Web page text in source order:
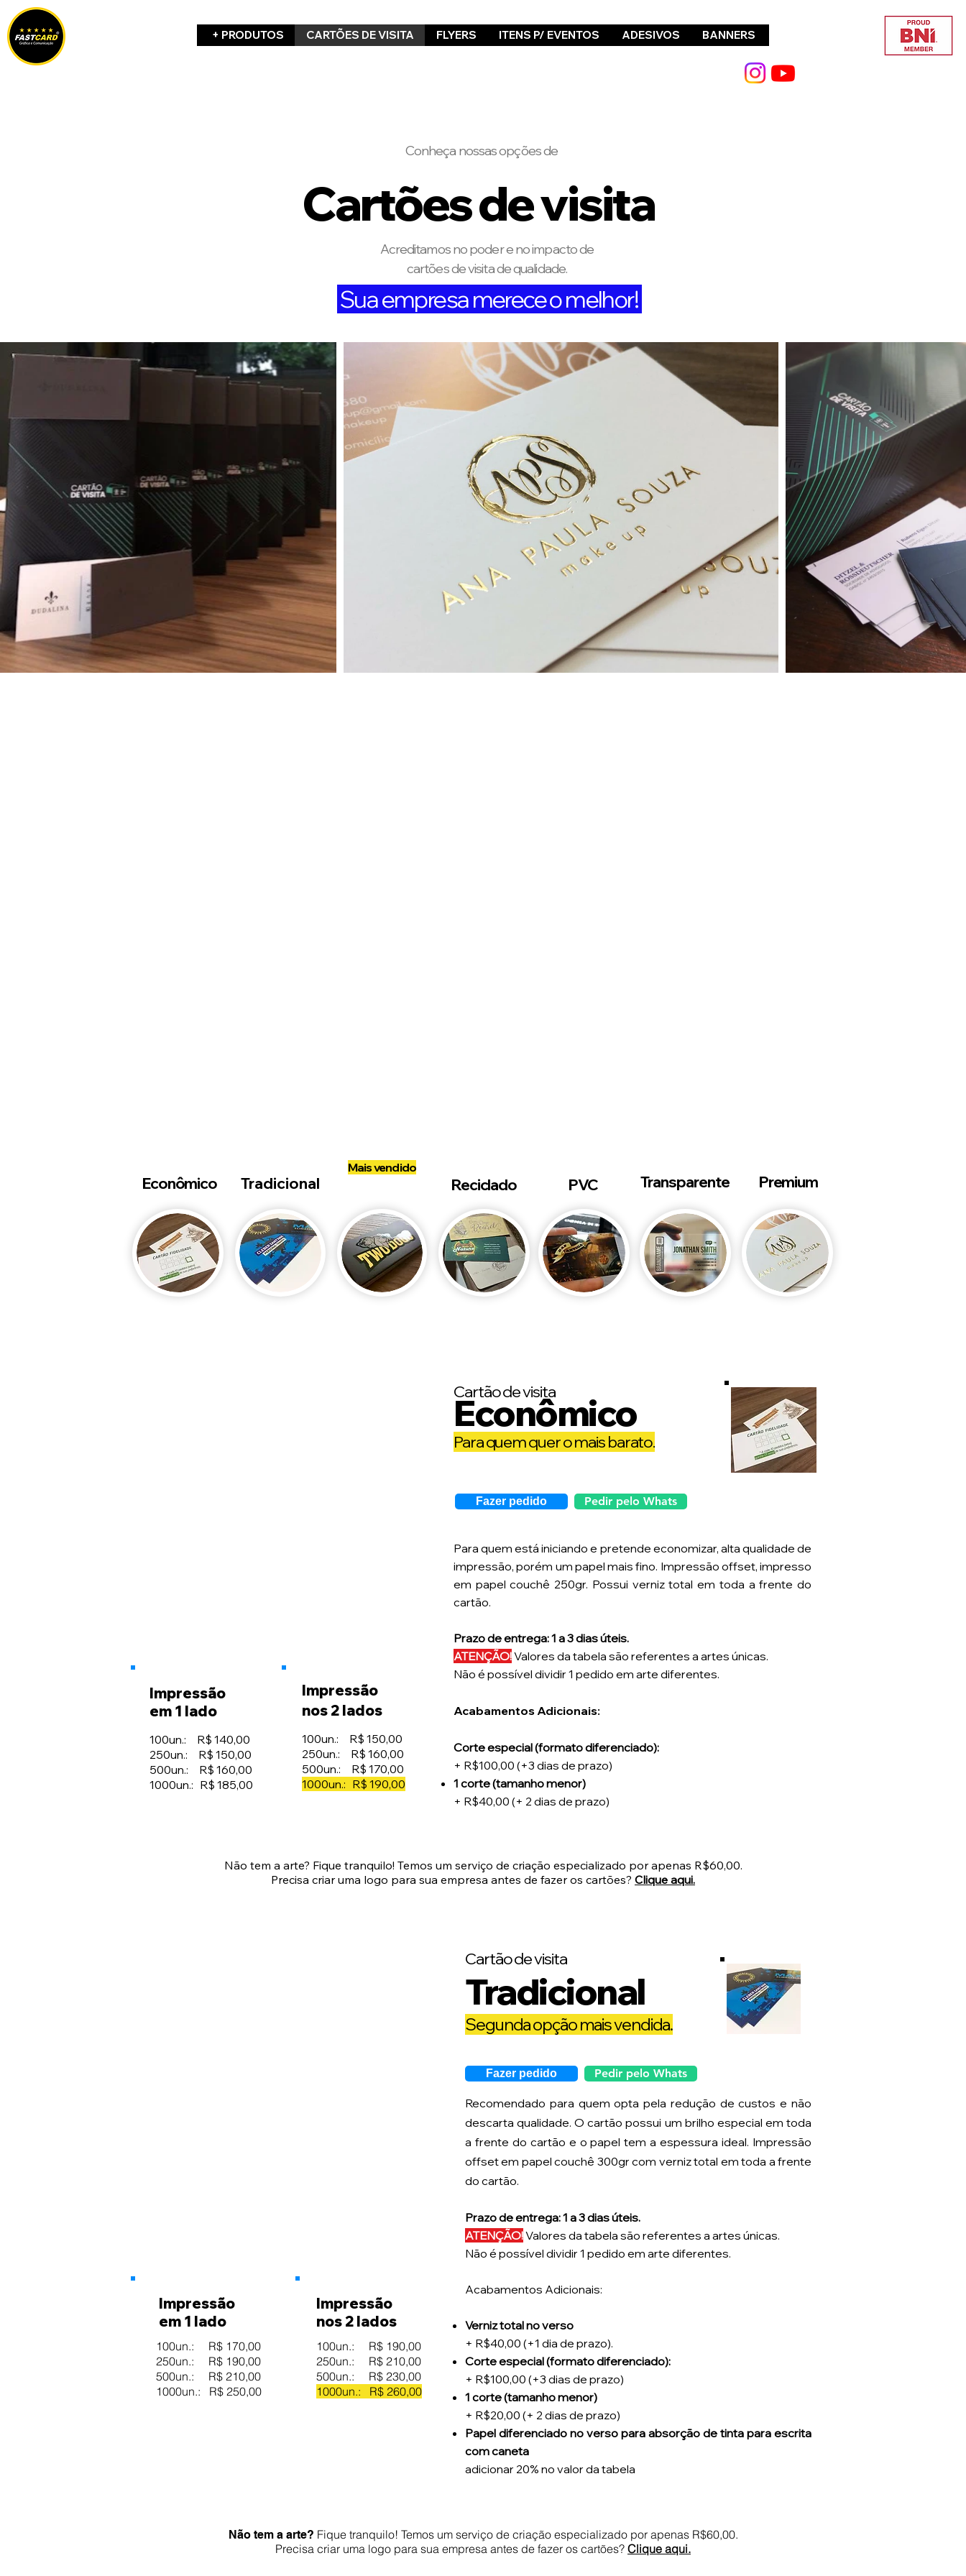
+ PRODUTOS CARTÕES DE VISITA FLYERS ITENS P/ EVENTOS ADESIVOS BANNERS
Conheça nossas opçõesde
Cartões de visita
Acreditamos no poder e no impacto de
cartões de visita de qualidade.
Sua empresa merece o melhor!
Econômico Tradicional
Mais vendido
Reciclado PVC Transparente Premium
Impressão
em 1 lado
100un.: R$ 140,00
250un.: R$ 150,00
500un.: R$ 160,00
1000un.: R$ 185,00
Impressão
nos 2 lados
100un.: R$ 150,00
250un.: R$ 160,00
500un.: R$ 170,00
1000un.: R$ 190,00
Cartão de visita
Econômico
Para quemquer o mais barato.
Fazer pedido Pedir pelo Whats
Para quem está iniciando e pretende economizar, alta qualidade de
impressão, porém um papel mais fino. Impressão offset, impresso
em papel couchê 250gr. Possui verniz total em toda a frente do
cartão.
Prazo de entrega: 1 a 3 dias úteis.
ATENÇÃO!Valores da tabela são referentes a artes únicas.
Não é possível dividir 1 pedido em arte diferentes.
Acabamentos Adicionais:
Corteespecial (formato diferenciado):
+ R$100,00 (+3 dias de prazo)
1 corte (tamanho menor)
+ R$40,00 (+ 2 dias de prazo)
Não tem a arte? Fique tranquilo! Temos um serviço de criação especializado por apenas R$60,00.
Precisa criar uma logo para sua empresa antes de fazer os cartões? Clique aqui.
Impressão
em 1 lado
100un.: R$ 170,00
250un.: R$ 190,00
500un.: R$ 210,00
1000un.: R$ 250,00
Impressão
nos 2 lados
100un.: R$ 190,00
250un.: R$ 210,00
500un.: R$ 230,00
1000un.: R$ 260,00
Cartão de visita
Tradicional
Segunda opção mais vendida.
Fazer pedido Pedir pelo Whats
Recomendado para quem opta pela redução de custos e não
descarta qualidade. O cartão possui um brilho especial em toda
a frente do cartão e o papel tem a espessura ideal. Impressão
offset em papel couchê 300gr com verniz total em toda a frente
do cartão.
Prazo de entrega: 1 a 3 dias úteis.
ATENÇÃO!Valores da tabela são referentes a artes únicas.
Não é possível dividir 1 pedido em arte diferentes.
Acabamentos Adicionais:
Verniz total no verso
+ R$40,00 (+1 dia de prazo).
Corte especial (formato diferenciado):
+ R$100,00 (+3 dias de prazo)
1 corte (tamanho menor)
+ R$20,00 (+ 2 dias de prazo)
Papel diferenciado no verso para absorção de tinta para escrita
com caneta
adicionar 20% no valor da tabela
Não tem a arte? Fique tranquilo! Temos um serviço de criação especializado por apenas R$60,00.
Precisa criar uma logo para sua empresa antes de fazer os cartões? Clique aqui.